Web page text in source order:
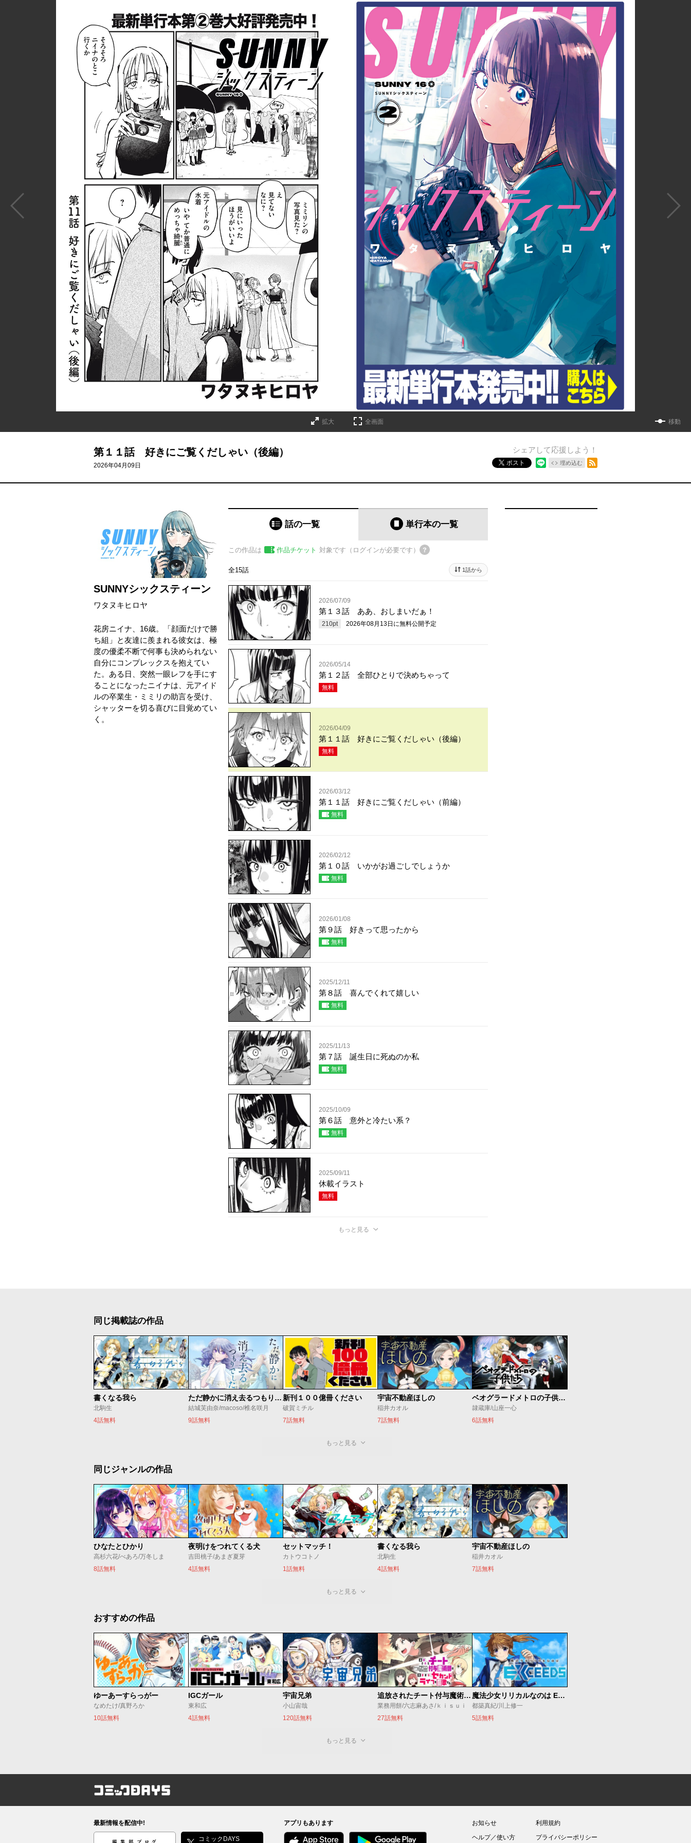
詳細ページへのリンク
拡大 全画面 移動
第１１話 好きにご覧くだしゃい（後編）
2026年04月09日
シェアして応援しよう！
ポスト 埋め込む
SUNNYシックスティーン
ワタヌキヒロヤ
花房ニイナ、16歳。「顔面だけで勝
ち組」と友達に羨まれる彼女は、極
度の優柔不断で何事も決められない
自分にコンプレックスを抱えてい
た。ある日、突然一眼レフを手にす
ることになったニイナは、元アイド
ルの卒業生・ミミリの助言を受け、
シャッターを切る喜びに目覚めてい
く。
話の一覧 単行本の一覧
この作品は 作品チケット 対象です（ログインが必要です）
全15話 1話から
2026/07/09
第１３話 ああ、おしまいだぁ！
210pt 2026年08月13日 に無料公開予定
2026/05/14
第１２話 全部ひとりで決めちゃって
無料
2026/04/09
第１１話 好きにご覧くだしゃい（後編）
無料
2026/03/12
第１１話 好きにご覧くだしゃい（前編）
無料
2026/02/12
第１０話 いかがお過ごしでしょうか
無料
2026/01/08
第９話 好きって思ったから
無料
2025/12/11
第８話 喜んでくれて嬉しい
無料
2025/11/13
第７話 誕生日に死ぬのか私
無料
2025/10/09
第６話 意外と冷たい系？
無料
2025/09/11
休載イラスト
無料
もっと見る
同じ掲載誌の作品
書くなる我ら
北駒生
4話無料
ただ静かに消え去るつもりでした
結城芙由奈/macoso/椎名咲月
9話無料
新刊１００億冊ください
破賀ミチル
7話無料
宇宙不動産ほしの
稲井カオル
7話無料
ベオグラードメトロの子供たち
隷蔵庫/山座一心
6話無料
もっと見る
同じジャンルの作品
ひなたとひかり
高杉六花/べあろ/万冬しま
8話無料
夜明けをつれてくる犬
吉田桃子/あまぎ夏芽
4話無料
セットマッチ！
カトウコトノ
1話無料
書くなる我ら
北駒生
4話無料
宇宙不動産ほしの
稲井カオル
7話無料
もっと見る
おすすめの作品
ゆーあーすらっがー
なめたけ/真野ろか
10話無料
IGCガール
東和広
4話無料
宇宙兄弟
小山宙哉
120話無料
追放されたチート付与魔術師は気ままなセカンドライフを謳歌する。 ～俺は武器だけじゃなく、あらゆるものに『強化ポイント』を付与できるし、俺の意思でいつでも効果を解除できるけど、残った人たち大丈夫？～
業務用餅/六志麻あさ/ｋｉｓｕｉ
27話無料
魔法少女リリカルなのは EXCEEDS
都築真紀/川上修一
5話無料
もっと見る
コミックDAYS
最新情報を配信中!
編集部ブログ コミックDAYS
アプリもあります
お知らせ
ヘルプ／使い方
利用規約
プライバシーポリシー